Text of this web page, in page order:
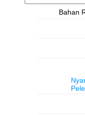
Bahan